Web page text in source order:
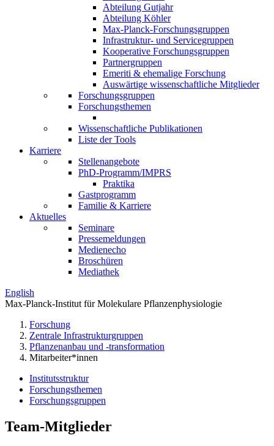
Abteilung Gutjahr
Abteilung Köhler
Max-Planck-Forschungsgruppen
Infrastruktur- und Servicegruppen
Kooperative Forschungsgruppen
Partnergruppen
Emeriti & ehemalige Forschung
Auswärtige wissenschaftliche Mitglieder
Forschungsgruppen
Forschungsthemen
Wissenschaftliche Publikationen
Liste der Tools
Karriere
Stellenangebote
PhD-Programm/IMPRS
Praktika
Gastprogramm
Familie & Karriere
Aktuelles
Seminare
Pressemeldungen
Medienecho
Broschüren
Mediathek
English
Max-Planck-Institut für Molekulare Pflanzenphysiologie
Forschung
Zentrale Infrastrukturgruppen
Pflanzenanbau und -transformation
Mitarbeiter*innen
Institutsstruktur
Forschungsthemen
Forschungsgruppen
Team-Mitglieder